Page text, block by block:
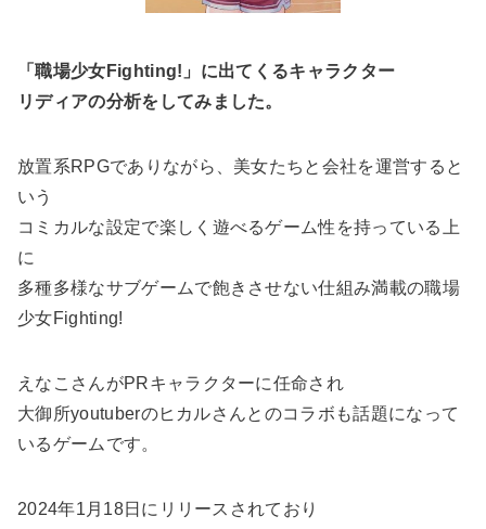
「職場少女Fighting!」に出てくるキャラクター
リディアの分析をしてみました。
放置系RPGでありながら、美女たちと会社を運営すると
いう
コミカルな設定で楽しく遊べるゲーム性を持っている上
に
多種多様なサブゲームで飽きさせない仕組み満載の職場
少女Fighting!
えなこさんがPRキャラクターに任命され
大御所youtuberのヒカルさんとのコラボも話題になって
いるゲームです。
2024年1月18日にリリースされており